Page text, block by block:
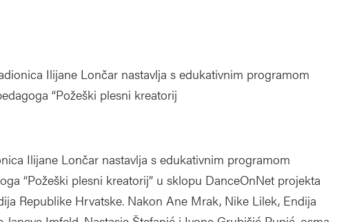
Ilijane Lončar nastavlja s edukativnim programom
“Požeški plesni kreatorij
Ilijane Lončar nastavlja s edukativnim programom
“Požeški plesni kreatorij” u sklopu DanceOnNet projekta
Republike Hrvatske. Nakon Ane Mrak, Nike Lilek, Endija